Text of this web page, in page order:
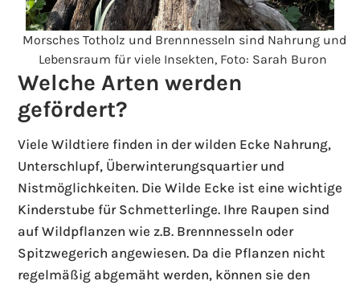
Morsches Totholz und Brennnesseln sind Nahrung und
Lebensraum für viele Insekten, Foto: Sarah Buron
Welche Arten werden
gefördert?
Viele Wildtiere finden in der wilden Ecke Nahrung,
Unterschlupf, Überwinterungsquartier und
Nistmöglichkeiten. Die Wilde Ecke ist eine wichtige
Kinderstube für Schmetterlinge. Ihre Raupen sind
auf Wildpflanzen wie z.B. Brennnesseln oder
Spitzwegerich angewiesen. Da die Pflanzen nicht
regelmäßig abgemäht werden, können sie den